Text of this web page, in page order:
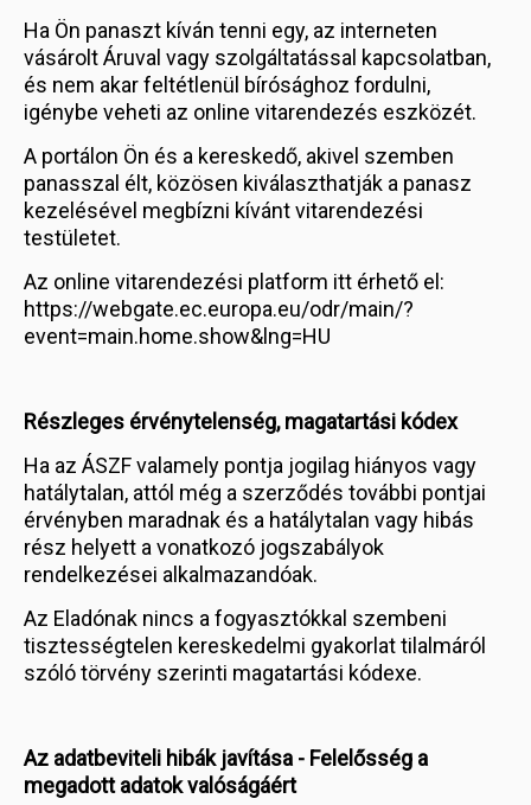
Ha Ön panaszt kíván tenni egy, az interneten
vásárolt Áruval vagy szolgáltatással kapcsolatban,
és nem akar feltétlenül bírósághoz fordulni,
igénybe veheti az online vitarendezés eszközét.
A portálon Ön és a kereskedő, akivel szemben
panasszal élt, közösen kiválaszthatják a panasz
kezelésével megbízni kívánt vitarendezési
testületet.
Az online vitarendezési platform itt érhető el:
https://webgate.ec.europa.eu/odr/main/?
event=main.home.show&lng=HU
Részleges érvénytelenség, magatartási kódex
Ha az ÁSZF valamely pontja jogilag hiányos vagy
hatálytalan, attól még a szerződés további pontjai
érvényben maradnak és a hatálytalan vagy hibás
rész helyett a vonatkozó jogszabályok
rendelkezései alkalmazandóak.
Az Eladónak nincs a fogyasztókkal szembeni
tisztességtelen kereskedelmi gyakorlat tilalmáról
szóló törvény szerinti magatartási kódexe.
Az adatbeviteli hibák javítása - Felelősség a
megadott adatok valóságáért